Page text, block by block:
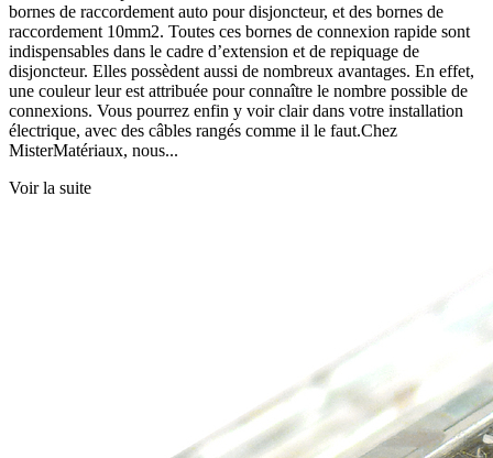
bornes de raccordement auto pour disjoncteur, et des bornes de
raccordement 10mm2. Toutes ces bornes de connexion rapide sont
indispensables dans le cadre d’extension et de repiquage de
disjoncteur. Elles possèdent aussi de nombreux avantages. En effet,
une couleur leur est attribuée pour connaître le nombre possible de
connexions. Vous pourrez enfin y voir clair dans votre installation
électrique, avec des câbles rangés comme il le faut.Chez
MisterMatériaux, nous...
Voir la suite